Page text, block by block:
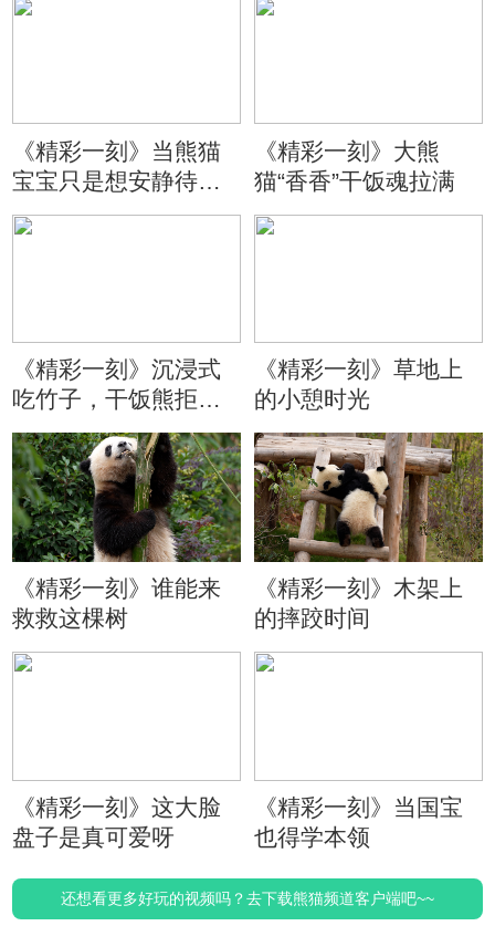
《精彩一刻》当熊猫
宝宝只是想安静待会
儿
《精彩一刻》大熊
猫“香香”干饭魂拉满
《精彩一刻》沉浸式
吃竹子，干饭熊拒绝
分心
《精彩一刻》草地上
的小憩时光
《精彩一刻》谁能来
救救这棵树
《精彩一刻》木架上
的摔跤时间
《精彩一刻》这大脸
盘子是真可爱呀
《精彩一刻》当国宝
也得学本领
还想看更多好玩的视频吗？去下载熊猫频道客户端吧~~